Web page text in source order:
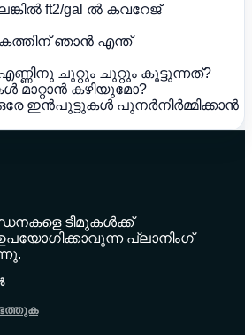
ft2/gal ൽ കവറേജ്
ഞാൻ എന്ത്
ചുറ്റും ചുറ്റും കൂട്ടുന്നത്?
മാറ്റാൻ കഴിയുമോ?
ഒരേ ഇൻപുട്ടുകൾ പുനർനിർമ്മിക്കാൻ
ടീമുകൾക്ക്
പ്ലാനിംഗ്